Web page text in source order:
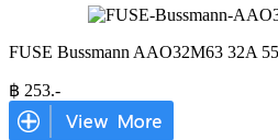
FUSE Bussmann AAO32M63 32A
฿ 253.-